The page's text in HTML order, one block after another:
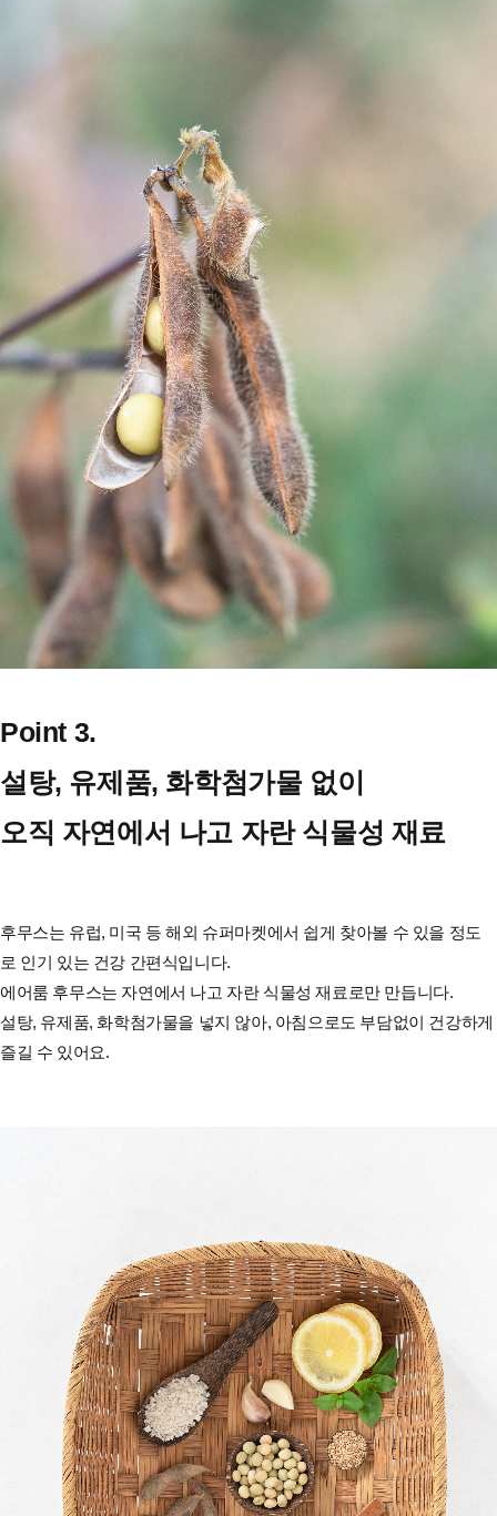
Point 3.
설탕, 유제품, 화학첨가물 없이
오직 자연에서 나고 자란 식물성 재료
후무스는 유럽, 미국 등 해외 슈퍼마켓에서 쉽게 찾아볼 수 있을 정도
로 인기 있는 건강 간편식입니다.
에어룸 후무스는 자연에서 나고 자란 식물성 재료로만 만듭니다.
설탕, 유제품, 화학첨가물을 넣지 않아, 아침으로도 부담없이 건강하게
즐길 수 있어요.